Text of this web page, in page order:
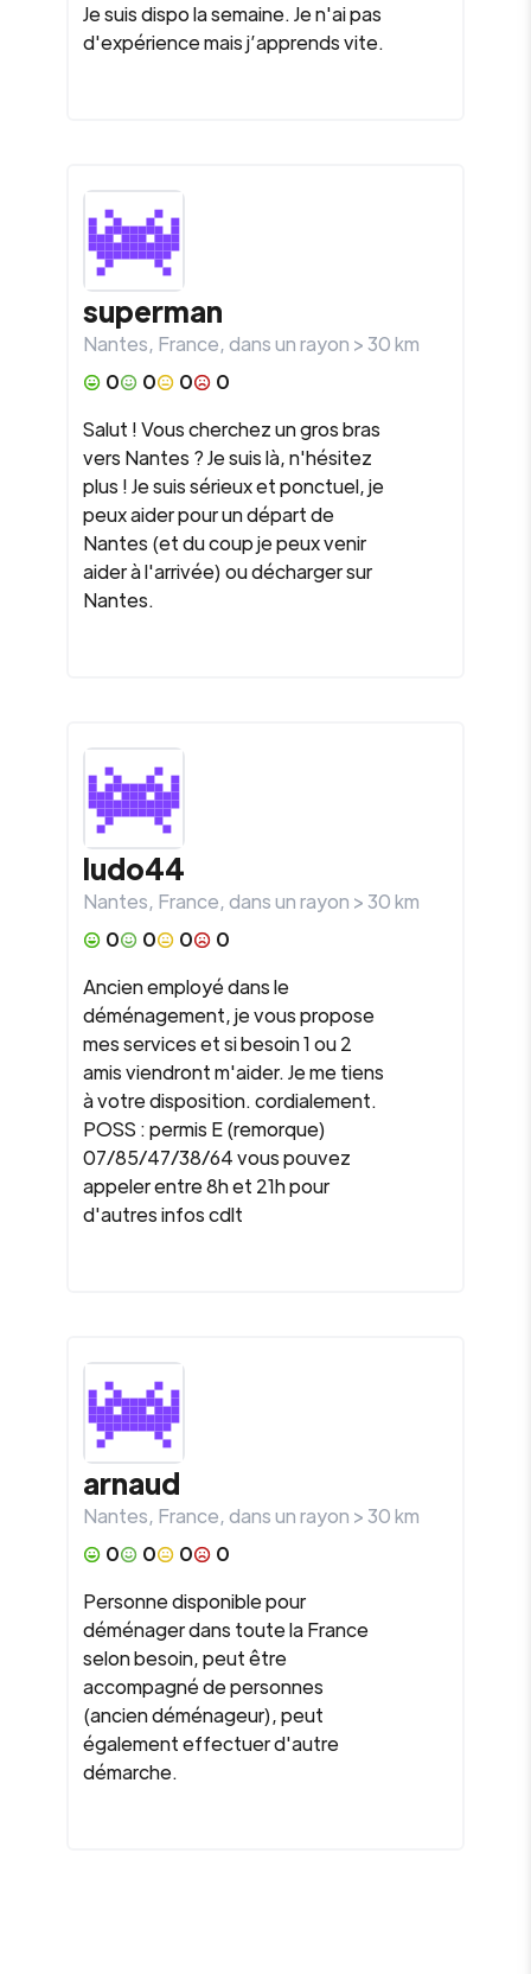
Je suis dispo la semaine. Je n'ai pas
d'expérience mais j’apprends vite.
superman
Nantes, France, dans un rayon >30km
0
0 0
0
Salut ! Vous cherchez un gros bras
vers Nantes ? Je suis là, n'hésitez
plus ! Je suis sérieux et ponctuel, je
peux aider pour un départ de
Nantes (et du coup je peux venir
aider à l'arrivée) ou décharger sur
Nantes.
ludo44
Nantes, France, dans un rayon >30km
0
0 0
0
Ancien employé dans le
déménagement, je vous propose
mes services et si besoin 1 ou 2
amis viendront m'aider. Je me tiens
à votre disposition. cordialement.
POSS : permis E (remorque)
07/85/47/38/64 vous pouvez
appeler entre 8h et 21h pour
d'autres infos cdlt
arnaud
Nantes, France, dans un rayon >30km
0
0 0
0
Personne disponible pour
déménager dans toute la France
selon besoin, peut être
accompagné de personnes
(ancien déménageur), peut
également effectuer d'autre
démarche.